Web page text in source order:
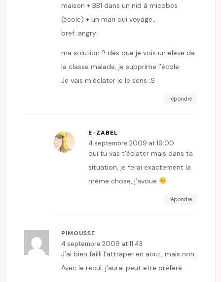
maison + BB1 dans un nid à micobes
(école) + un mari qui voyage…
bref :angry:
ma solution ? dès que je vois un élève de
la classe malade, je supprime l’école.
Je vais m’éclater je le sens :S
répondre
E-ZABEL
4 septembre 2009 at 19:00
oui tu vas t’éclater mais dans ta
situation, je ferai exactement la
même chose, j’avoue
répondre
PIMOUSSE
4 septembre 2009 at 11:43
J’ai bien failli l’attraper en aout, mais non.
Avec le recul, j’aurai peut etre préféré.